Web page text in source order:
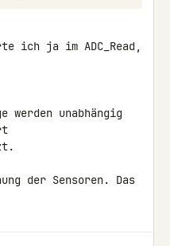
ich ja im ADC_Read,
werden unabhängig
der Sensoren. Das